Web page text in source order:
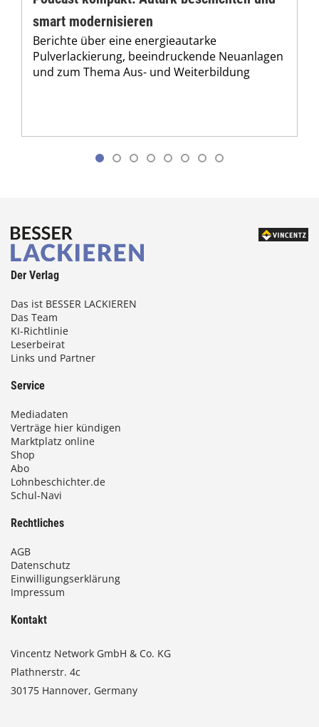
smart modernisieren
Berichte über eine energieautarke
Pulverlackierung, beeindruckende Neuanlagen
und zum Thema Aus- und Weiterbildung
Der Verlag
Das ist BESSER LACKIEREN
Das Team
KI-Richtlinie
Leserbeirat
Links und Partner
Service
Mediadaten
Verträge hier kündigen
Marktplatz online
Shop
Abo
Lohnbeschichter.de
Schul-Navi
Rechtliches
AGB
Datenschutz
Einwilligungserklärung
Impressum
Kontakt
Vincentz Network GmbH & Co. KG
Plathnerstr. 4c
30175 Hannover, Germany